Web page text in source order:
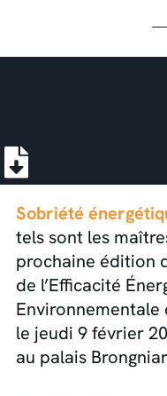
Sobriété
tels sont les
prochaine édition
de l’Efficacité
le jeudi 9 février
au palais